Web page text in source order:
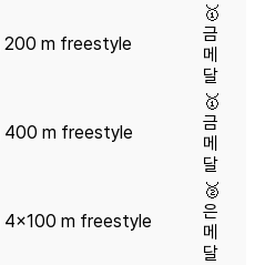
200 m freestyle
🥇
금
메
달
400 m freestyle
🥇
금
메
달
4×100 m freestyle
🥈
은
메
달